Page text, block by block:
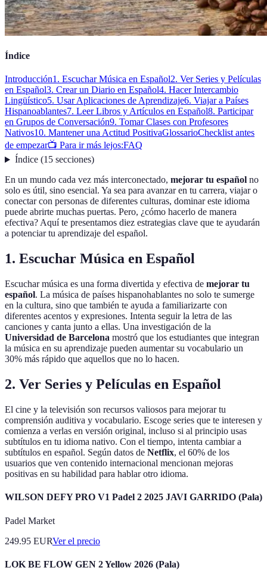
Índice
Introducción1. Escuchar Música en Español2. Ver Series y Películas
en Español3. Crear un Diario en Español4. Hacer Intercambio
Lingüístico5. Usar Aplicaciones de Aprendizaje6. Viajar a Países
Hispanoablantes7. Leer Libros y Artículos en Español8. Participar
en Grupos de Conversación9. Tomar Clases con Profesores
Nativos10. Mantener una Actitud PositivaGlossarioChecklist antes
de empezar📺 Para ir más lejos:FAQ
Índice(15 secciones)
En un mundo cada vez más interconectado, mejorar tu español no
solo es útil, sino esencial. Ya sea para avanzar en tu carrera, viajar o
conectar con personas de diferentes culturas, dominar este idioma
puede abrirte muchas puertas. Pero, ¿cómo hacerlo de manera
efectiva? Aquí te presentamos diez estrategias clave que te ayudarán
a potenciar tu aprendizaje del español.
1. Escuchar Música en Español
Escuchar música es una forma divertida y efectiva de mejorar tu
español. La música de países hispanohablantes no solo te sumerge
en la cultura, sino que también te ayuda a familiarizarte con
diferentes acentos y expresiones. Intenta seguir la letra de las
canciones y canta junto a ellas. Una investigación de la
Universidad de Barcelona mostró que los estudiantes que integran
la música en su aprendizaje pueden aumentar su vocabulario un
30% más rápido que aquellos que no lo hacen.
2. Ver Series y Películas en Español
El cine y la televisión son recursos valiosos para mejorar tu
comprensión auditiva y vocabulario. Escoge series que te interesen y
comienza a verlas en versión original, incluso si al principio usas
subtítulos en tu idioma nativo. Con el tiempo, intenta cambiar a
subtítulos en español. Según datos de Netflix, el 60% de los
usuarios que ven contenido internacional mencionan mejoras
positivas en su habilidad para hablar otro idioma.
WILSON DEFY PRO V1 Padel 2 2025 JAVI GARRIDO (Pala)
Padel Market
249.95 EURVer el precio
LOK BE FLOW GEN 2 Yellow 2026 (Pala)